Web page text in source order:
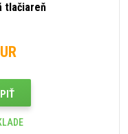
tlačiareň